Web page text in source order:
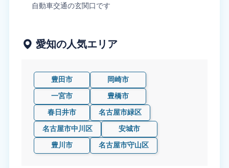
自動車交通の玄関口です
愛知の人気エリア
豊田市
岡崎市
一宮市
豊橋市
春日井市
名古屋市緑区
名古屋市中川区
安城市
豊川市
名古屋市守山区